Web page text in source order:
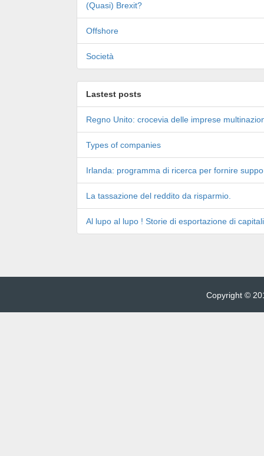
(Quasi) Brexit?
Offshore
Società
Lastest posts
Regno Unito: crocevia delle imprese
Types of companies
Irlanda: programma di ricerca per fornire
La tassazione del reddito da risparmio.
Al lupo al lupo ! Storie di esportazione di
Copyright ©